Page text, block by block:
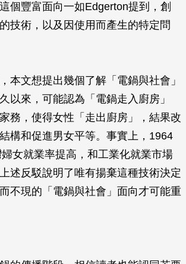
個豐富面向一如Edgerton提到，創
技術，以及因使用而產生的特定問
本文想提出幾個了解「電鍋與社會」
以來，可能認為「電鍋走入廚房」
務，使得女性「走出廚房」，結果改
構和促進男女平等。事實上，1964
女就業率提高，和工業化就業市場
述反駁說明了唯有揚棄這種技術決定
不現的「電鍋與社會」面向才可能重